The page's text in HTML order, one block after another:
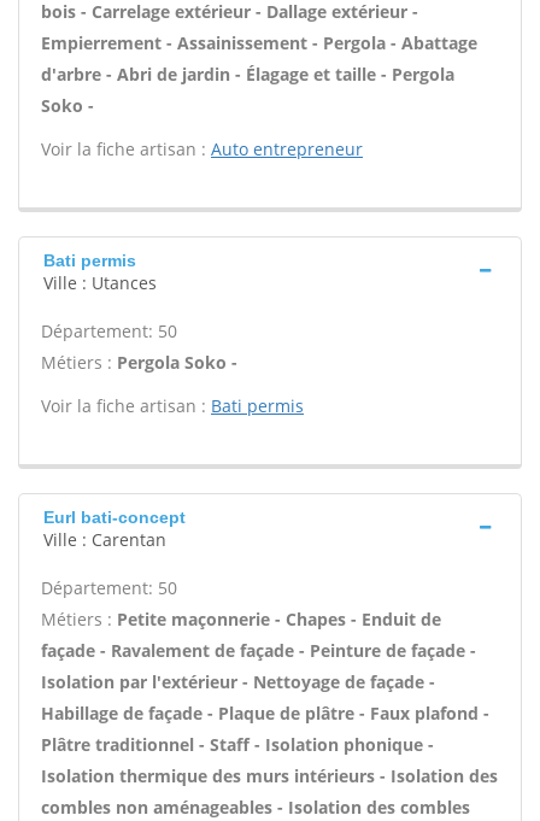
bois - Carrelage extérieur - Dallage extérieur -
Empierrement - Assainissement - Pergola - Abattage
d'arbre - Abri de jardin - Élagage et taille - Pergola
Soko -
Voir la fiche artisan : Auto entrepreneur
Bati permis
Ville : Utances
Département: 50
Métiers : Pergola Soko -
Voir la fiche artisan : Bati permis
Eurl bati-concept
Ville : Carentan
Département: 50
Métiers : Petite maçonnerie - Chapes - Enduit de
façade - Ravalement de façade - Peinture de façade -
Isolation par l'extérieur - Nettoyage de façade -
Habillage de façade - Plaque de plâtre - Faux plafond -
Plâtre traditionnel - Staff - Isolation phonique -
Isolation thermique des murs intérieurs - Isolation des
combles non aménageables - Isolation des combles